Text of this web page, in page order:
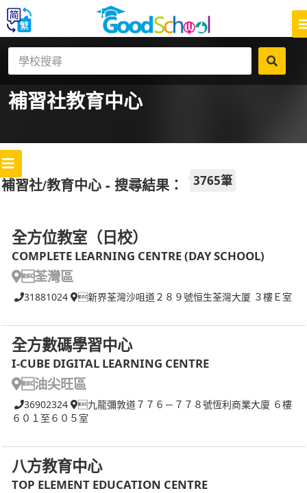
補習社教育中心
補習社/教育中心 - 搜尋結果： 3765筆
全方位教室（日校）
COMPLETE LEARNING CENTRE (DAY SCHOOL)
荃灣區
31881024 新界荃灣沙咀道２８９號恒生荃灣大厦 ３樓Ｅ室
全方數碼學習中心
I-CUBE DIGITAL LEARNING CENTRE
油尖旺區
36902324
九龍彌敦道７７６－７７８號恆利商業大廈 ６樓
６０１至６０５室
八方教育中心
TOP ELEMENT EDUCATION CENTRE